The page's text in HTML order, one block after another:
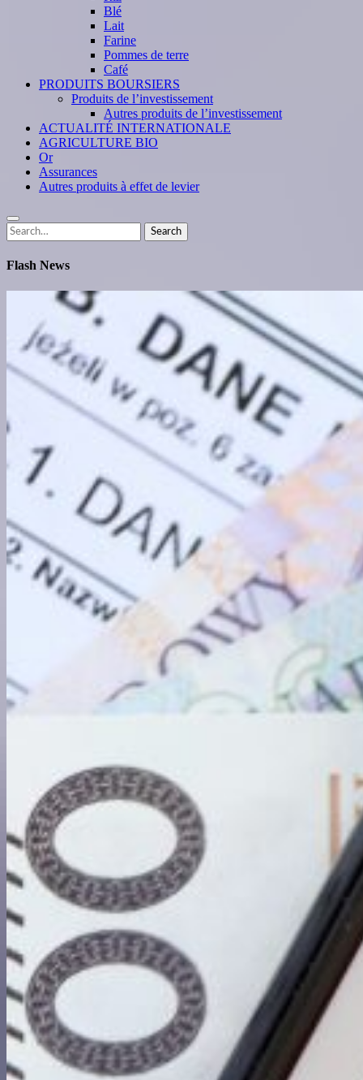
Blé
Lait
Farine
Pommes de terre
Café
PRODUITS BOURSIERS
Produits de l’investissement
Autres produits de l’investissement
ACTUALITÉ INTERNATIONALE
AGRICULTURE BIO
Or
Assurances
Autres produits à effet de levier
Search
for:
Search
Flash News